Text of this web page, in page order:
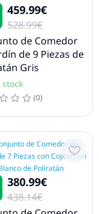
459.99€
528.99€
de Comedor
de 9 Piezas de
Gris
stock
(0)
380.99€
438.14€